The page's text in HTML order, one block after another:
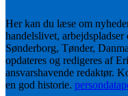
Her kan du læse om
handelslivet,
Sønderborg, Tønder,
opdateres og redigeres af
ansvarshavende redaktør.
en god historie.